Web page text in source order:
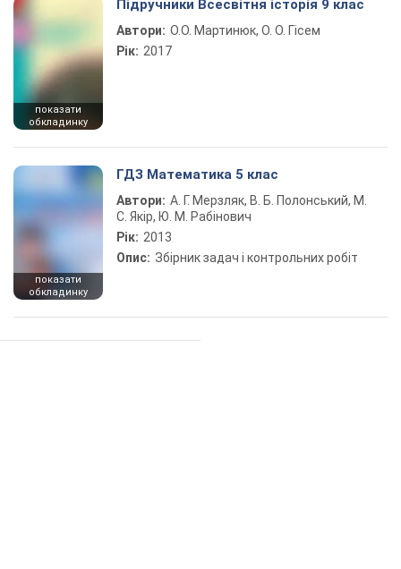
показати
обкладинку
Підручники Всесвітня історія 9 клас
Автори: О.О. Мартинюк, О. О. Гісем
Рік: 2017
показати
обкладинку
ГДЗ Математика 5 клас
Автори: А. Г. Мерзляк, В. Б. Полонський, М.
С. Якір, Ю. М. Рабінович
Рік: 2013
Опис: Збірник задач і контрольних робіт